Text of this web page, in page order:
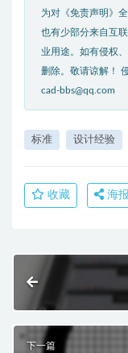
为对《免责声明》
也有少部分来自互
业用途。如有侵权
删除。敬请谅解！
cad-bbs@qq.com
标准 设计经验
收藏 海
下一篇